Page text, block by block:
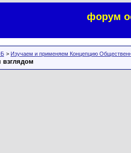
форум
> Изучаем и применяем Концепцию
взглядом